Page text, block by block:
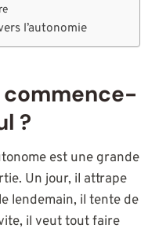
l’autonomie
commence-
?
est une grande
Un jour, il attrape
lendemain, il tente de
il veut tout faire